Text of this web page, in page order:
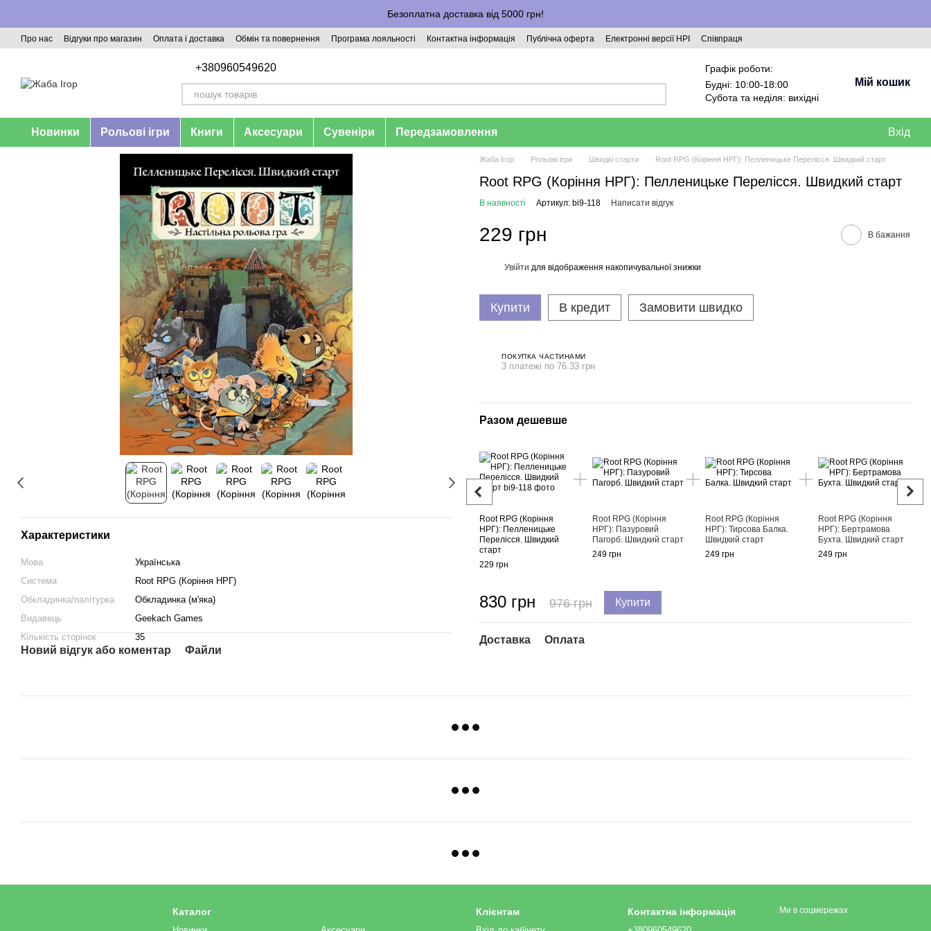
Безоплатна доставка від 5000 грн!
Про нас Відгуки про магазин Оплата і доставка Обмін та повернення Програма лояльності Контактна інформація Публічна оферта Електронні версії НРІ Співпраця
+380960549620
Графік роботи:
Будні: 10:00-18:00
Субота та неділя: вихідні
Мій кошик
Новинки Рольові ігри Книги Аксесуари Сувеніри Передзамовлення Вхід
Характеристики
Мова
Українська
Система
Root RPG (Коріння НРГ)
Обкладинка/палітурка
Обкладинка (м'яка)
Видавець
Geekach Games
Кількість сторінок
35
Новий відгук або коментар Файли
Жаба Ігор Рольові ігри Швидкі старти Root RPG (Коріння НРГ): Пелленицьке Перелісся. Швидкий старт
Root RPG (Коріння НРГ): Пелленицьке Перелісся. Швидкий старт
В наявності Артикул: bi9-118 Написати відгук
229 грн В бажання
Увійти для відображення накопичувальної знижки
Купити В кредит Замовити швидко
ПОКУПКА ЧАСТИНАМИ
3 платежі по 76.33 грн
Разом дешевше
Root RPG (Коріння
НРГ): Пелленицьке
Перелісся. Швидкий
старт
229 грн
Root RPG (Коріння
НРГ): Пазуровий
Пагорб. Швидкий старт
249 грн
Root RPG (Коріння
НРГ): Тирсова Балка.
Швидкий старт
249 грн
Root RPG (Коріння
НРГ): Бертрамова
Бухта. Швидкий старт
249 грн
830 грн 976 грн Купити
Доставка Оплата
Каталог Клієнтам Контактна інформація Ми в соцмережах